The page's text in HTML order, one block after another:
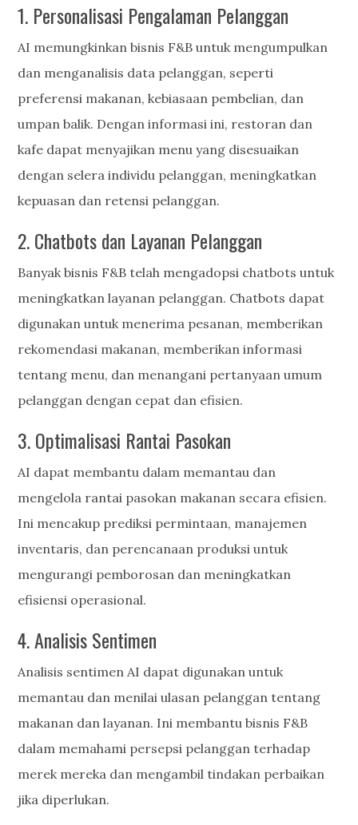
1. Personalisasi Pengalaman Pelanggan
AI memungkinkan bisnis F&B untuk mengumpulkan
dan menganalisis data pelanggan, seperti
preferensi makanan, kebiasaan pembelian, dan
umpan balik. Dengan informasi ini, restoran dan
kafe dapat menyajikan menu yang disesuaikan
dengan selera individu pelanggan, meningkatkan
kepuasan dan retensi pelanggan.
2. Chatbots dan Layanan Pelanggan
Banyak bisnis F&B telah mengadopsi chatbots untuk
meningkatkan layanan pelanggan. Chatbots dapat
digunakan untuk menerima pesanan, memberikan
rekomendasi makanan, memberikan informasi
tentang menu, dan menangani pertanyaan umum
pelanggan dengan cepat dan efisien.
3. Optimalisasi Rantai Pasokan
AI dapat membantu dalam memantau dan
mengelola rantai pasokan makanan secara efisien.
Ini mencakup prediksi permintaan, manajemen
inventaris, dan perencanaan produksi untuk
mengurangi pemborosan dan meningkatkan
efisiensi operasional.
4. Analisis Sentimen
Analisis sentimen AI dapat digunakan untuk
memantau dan menilai ulasan pelanggan tentang
makanan dan layanan. Ini membantu bisnis F&B
dalam memahami persepsi pelanggan terhadap
merek mereka dan mengambil tindakan perbaikan
jika diperlukan.